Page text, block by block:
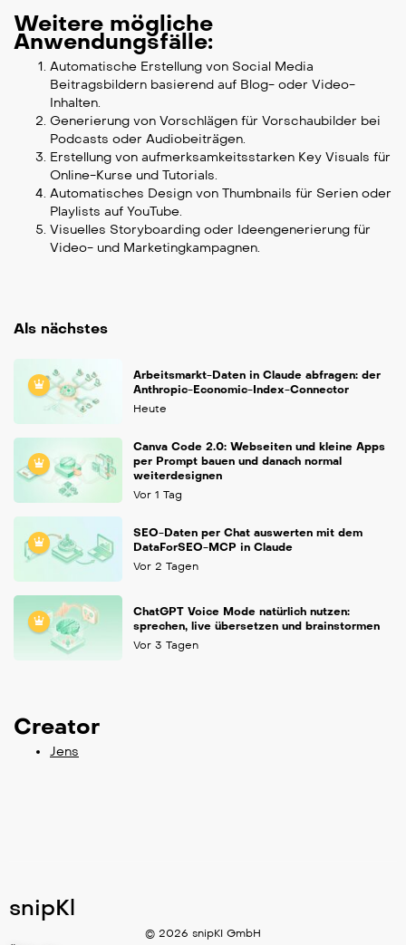
Weitere mögliche
Anwendungsfälle:
Automatische Erstellung von Social Media
Beitragsbildern basierend auf Blog- oder Video-
Inhalten.
Generierung von Vorschlägen für Vorschaubilder bei
Podcasts oder Audiobeiträgen.
Erstellung von aufmerksamkeitsstarken Key Visuals für
Online-Kurse und Tutorials.
Automatisches Design von Thumbnails für Serien oder
Playlists auf YouTube.
Visuelles Storyboarding oder Ideengenerierung für
Video- und Marketingkampagnen.
Als nächstes
Arbeitsmarkt-Daten in Claude abfragen: der
Anthropic-Economic-Index-Connector
Heute
Canva Code 2.0: Webseiten und kleine Apps
per Prompt bauen und danach normal
weiterdesignen
Vor 1 Tag
SEO-Daten per Chat auswerten mit dem
DataForSEO-MCP in Claude
Vor 2 Tagen
ChatGPT Voice Mode natürlich nutzen:
sprechen, live übersetzen und brainstormen
Vor 3 Tagen
Creator
Jens
snipKl
© 2026 snipKI GmbH